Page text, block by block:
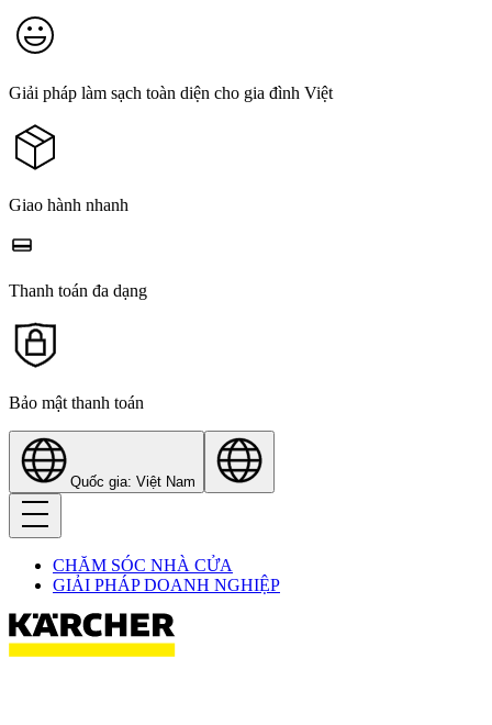
Giải pháp làm sạch toàn diện cho gia đình Việt
Giao hành nhanh
Thanh toán đa dạng
Bảo mật thanh toán
Quốc gia: Việt Nam
CHĂM SÓC NHÀ CỬA
GIẢI PHÁP DOANH NGHIỆP